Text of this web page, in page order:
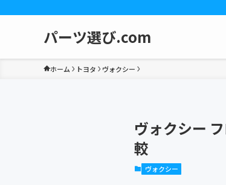
パーツ選び.com
ホーム トヨタ ヴォクシー
ヴォクシー
較
ヴォクシー